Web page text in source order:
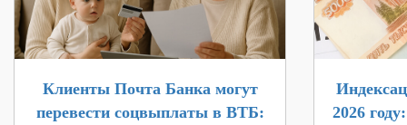
Клиенты Почта Банка могут
перевести соцвыплаты в ВТБ:
2026